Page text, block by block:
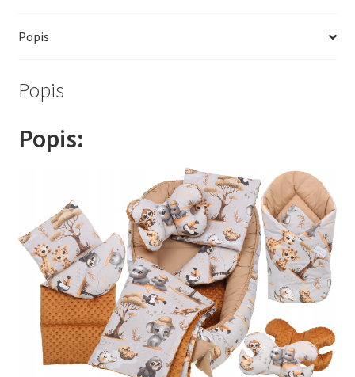
Safari
Popis
Popis
Popis: